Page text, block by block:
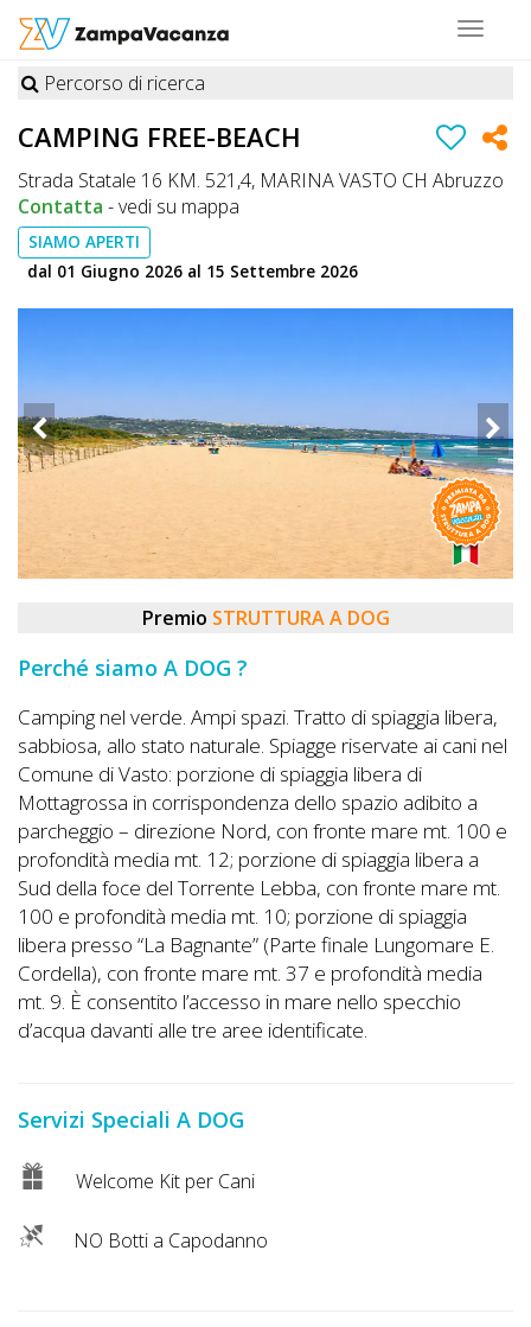
Toggle
STRUTTURE
A
DOG
LUOGHI
DOG
OFFERTE
DOG
INFO
DOG
CHIEDI
CODICE
SCONTO
Video
Tutorial
con
Noi
Attività
Percorso di ricerca
CAMPING FREE-BEACH
Strada Statale 16 KM. 521,4, MARINA VASTO CH Abruzzo
Contatta -vedi su mappa
SIAMO APERTI
dal 01 Giugno 2026 al 15 Settembre 2026
Premio STRUTTURA A DOG
Perché siamo A DOG ?
Camping nel verde. Ampi spazi. Tratto di spiaggia libera,
sabbiosa, allo stato naturale. Spiagge riservate ai cani nel
Comune di Vasto: porzione di spiaggia libera di
Mottagrossa in corrispondenza dello spazio adibito a
parcheggio – direzione Nord, con fronte mare mt. 100 e
profondità media mt. 12; porzione di spiaggia libera a
Sud della foce del Torrente Lebba, con fronte mare mt.
100 e profondità media mt. 10; porzione di spiaggia
libera presso “La Bagnante” (Parte finale Lungomare E.
Cordella), con fronte mare mt. 37 e profondità media
mt. 9. È consentito l’accesso in mare nello specchio
d’acqua davanti alle tre aree identificate.
Servizi Speciali A DOG
Welcome Kit per Cani
NO Botti a Capodanno